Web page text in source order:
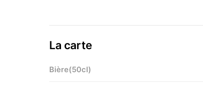
La carte
Bière(50cl)